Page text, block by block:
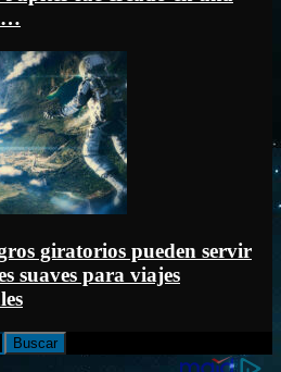
giratorios pueden servir
suaves para viajes